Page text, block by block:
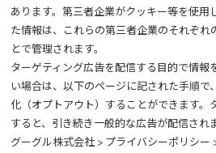
あります。第三者企業がクッキー等を使用
た情報は、これらの第三者企業のそれぞれ
とで管理されます。
ターゲティング広告を配信する目的で情報
い場合は、以下のページに記された手順で
化（オプトアウト）することができます。
すると、引き続き一般的な広告が配信され
グーグル株式会社 > プライバシーポリシー